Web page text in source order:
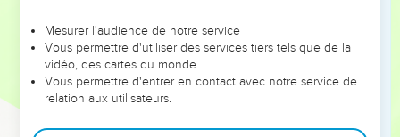
Jésus-Christ nous ouvrent la route pour aller jusqu’à vous !
Que le Seigneur fasse grandir de plus en plus l’amour que
vous avez les uns pour les autres et pour tous ! Que cet
amour ressemble à notre amour pour vous !
Ainsi, le Seigneur remplira vos cœurs de sa force. Et quand
Mesurer l'audience de notre service
Vous permettre d'utiliser des services tiers tels que de la
vidéo, des cartes du monde…
Vous permettre d'entrer en contact avec notre service de
relation aux utilisateurs.